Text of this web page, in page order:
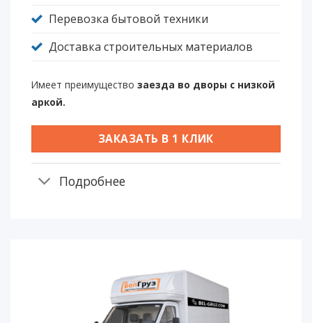
Перевозка бытовой техники
Доставка строительных материалов
Имеет преимущество заезда во дворы с низкой
аркой.
ЗАКАЗАТЬ В 1 КЛИК
Подробнее